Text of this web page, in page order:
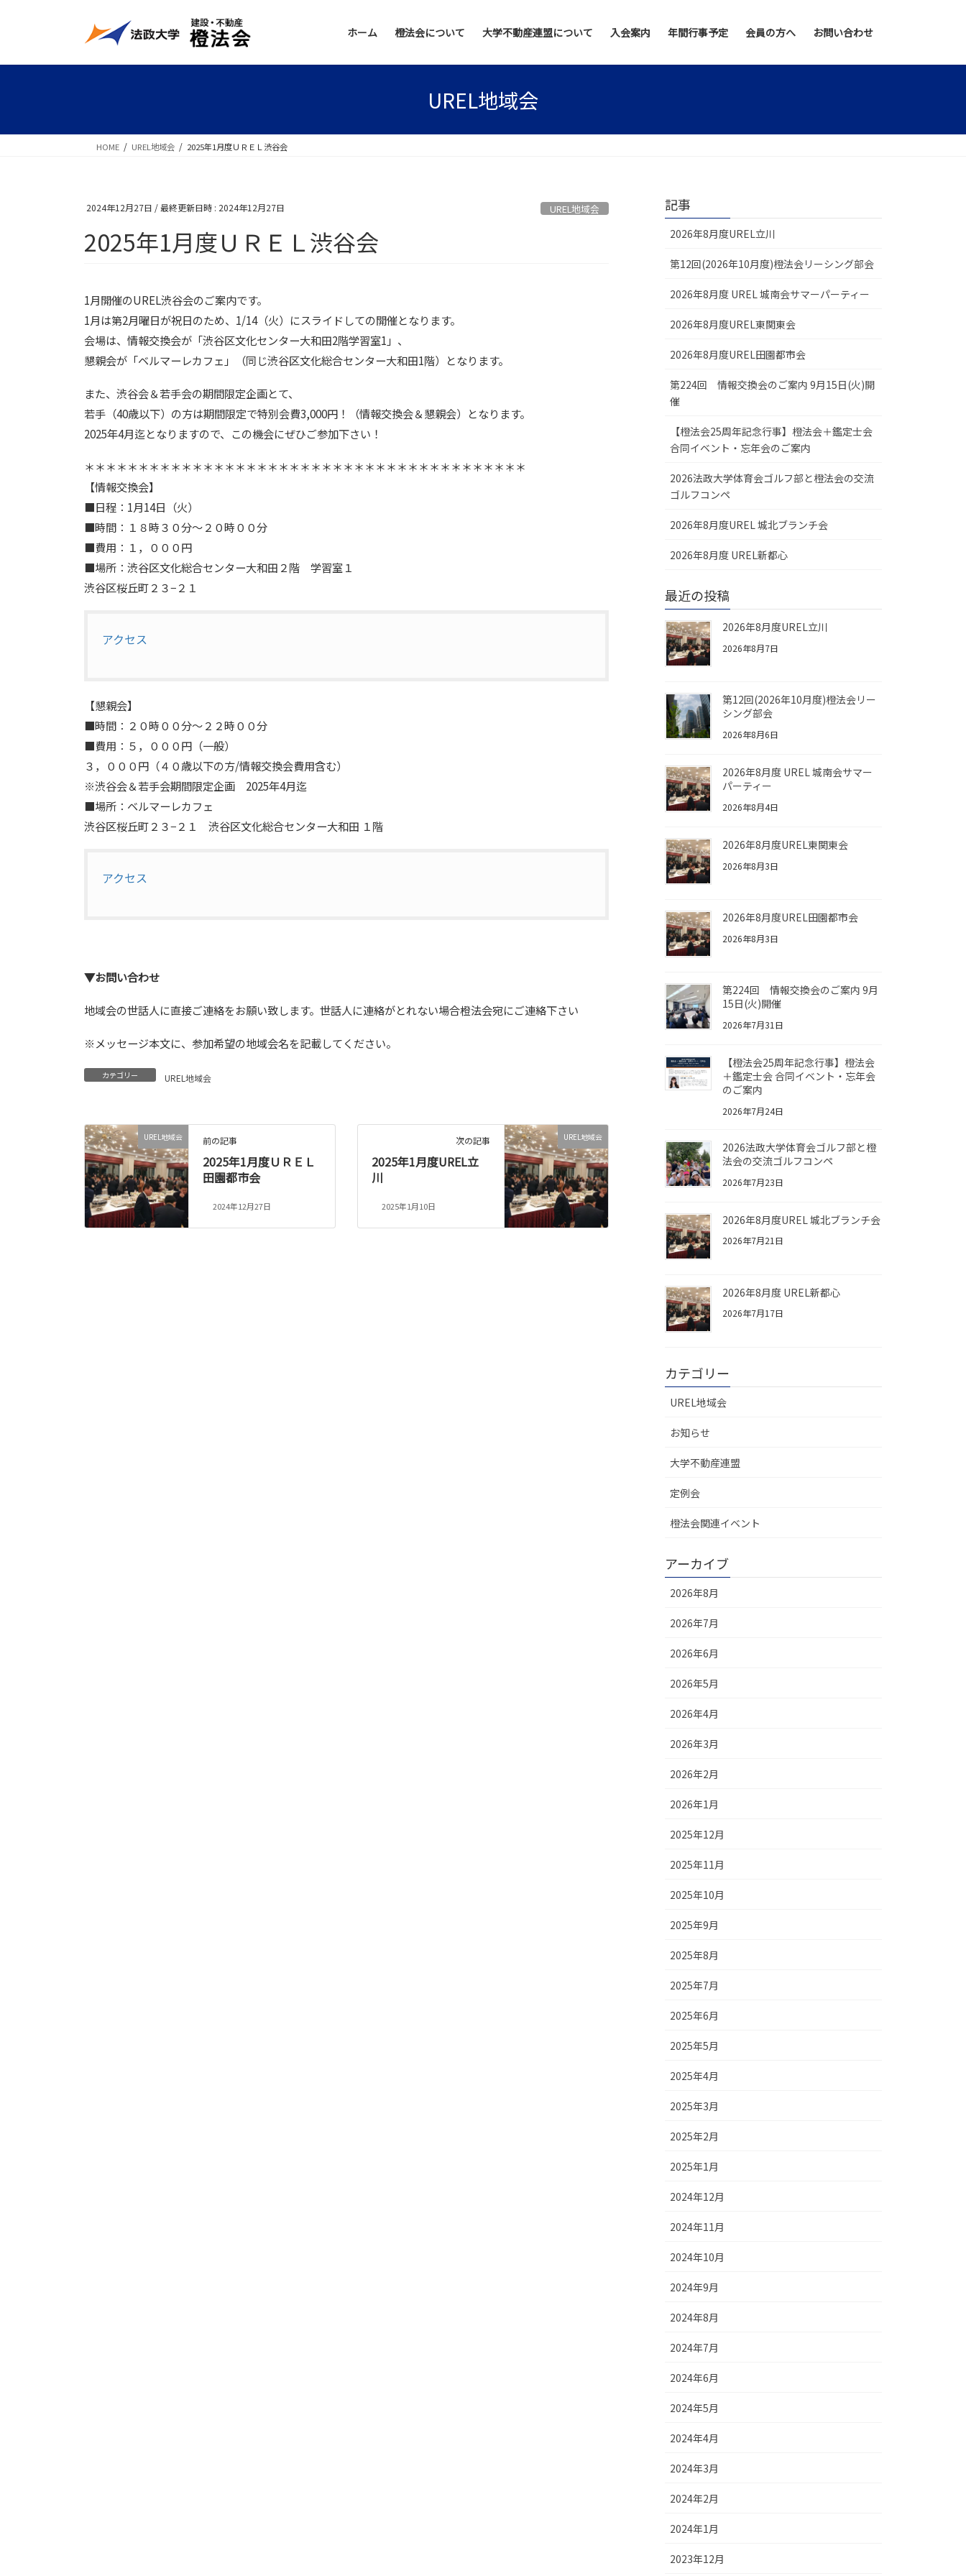
ン
ー
ホーム 橙法会について 大学不動産連盟について 入会案内 年間行事予定 会員の方へ お問い合わせ
UREL地域会
HOME UREL地域会 2025年1月度ＵＲＥＬ渋谷会
2024年12月27日 / 最終更新日時 : 2024年12月27日 UREL地域会
2025年1月度ＵＲＥＬ渋谷会
1月開催のUREL渋谷会のご案内です。
1月は第2月曜日が祝日のため、1/14（火）にスライドしての開催となります。
会場は、情報交換会が「渋谷区文化センター大和田2階学習室1」、
懇親会が「ベルマーレカフェ」（同じ渋谷区文化総合センター大和田1階）となります。
また、渋谷会＆若手会の期間限定企画とて、
若手（40歳以下）の方は期間限定で特別会費3,000円！（情報交換会＆懇親会）となります。
2025年4月迄となりますので、この機会にぜひご参加下さい！
＊＊＊＊＊＊＊＊＊＊＊＊＊＊＊＊＊＊＊＊＊＊＊＊＊＊＊＊＊＊＊＊＊＊＊＊＊＊＊＊＊
【情報交換会】
■日程：1月14日（火）
■時間：１８時３０分〜２０時００分
■費用：１，０００円
■場所：渋谷区文化総合センター大和田２階 学習室１
渋谷区桜丘町２３−２１
アクセス
【懇親会】
■時間：２０時００分〜２２時００分
■費用：５，０００円（一般）
３，０００円（４０歳以下の方/情報交換会費用含む）
※渋谷会＆若手会期間限定企画 2025年4月迄
■場所：ベルマーレカフェ
渋谷区桜丘町２３−２１ 渋谷区文化総合センター大和田 １階
アクセス
▼お問い合わせ
地域会の世話人に直接ご連絡をお願い致します。世話人に連絡がとれない場合橙法会宛にご連絡下さい
※メッセージ本文に、参加希望の地域会名を記載してください。
カテゴリー UREL地域会
UREL地域会 前の記事
2025年1月度ＵＲＥＬ
田園都市会
2024年12月27日
UREL地域会
次の記事
2025年1月度UREL立
川
2025年1月10日
記事
2026年8月度UREL立川
第12回(2026年10月度)橙法会リーシング部会
2026年8月度 UREL 城南会サマーパーティー
2026年8月度UREL東関東会
2026年8月度UREL田園都市会
第224回 情報交換会のご案内 9月15日(火)開
催
【橙法会25周年記念行事】橙法会＋鑑定士会
合同イベント・忘年会のご案内
2026法政大学体育会ゴルフ部と橙法会の交流
ゴルフコンペ
2026年8月度UREL 城北ブランチ会
2026年8月度 UREL新都心
最近の投稿
2026年8月度UREL立川
2026年8月7日
第12回(2026年10月度)橙法会リー
シング部会
2026年8月6日
2026年8月度 UREL 城南会サマー
パーティー
2026年8月4日
2026年8月度UREL東関東会
2026年8月3日
2026年8月度UREL田園都市会
2026年8月3日
第224回 情報交換会のご案内 9月
15日(火)開催
2026年7月31日
【橙法会25周年記念行事】橙法会
＋鑑定士会 合同イベント・忘年会
のご案内
2026年7月24日
2026法政大学体育会ゴルフ部と橙
法会の交流ゴルフコンペ
2026年7月23日
2026年8月度UREL 城北ブランチ会
2026年7月21日
2026年8月度 UREL新都心
2026年7月17日
カテゴリー
UREL地域会
お知らせ
大学不動産連盟
定例会
橙法会関連イベント
アーカイブ
2026年8月
2026年7月
2026年6月
2026年5月
2026年4月
2026年3月
2026年2月
2026年1月
2025年12月
2025年11月
2025年10月
2025年9月
2025年8月
2025年7月
2025年6月
2025年5月
2025年4月
2025年3月
2025年2月
2025年1月
2024年12月
2024年11月
2024年10月
2024年9月
2024年8月
2024年7月
2024年6月
2024年5月
2024年4月
2024年3月
2024年2月
2024年1月
2023年12月